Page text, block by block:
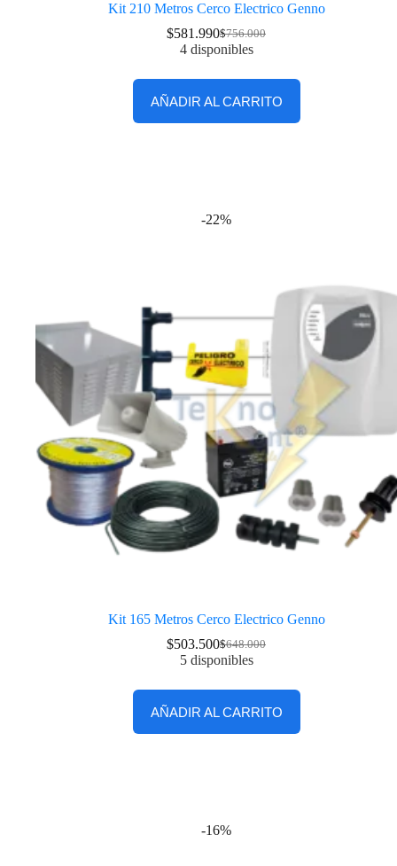
Kit 210 Metros Cerco Electrico Genno
$756.000
$581.990
4 disponibles
AÑADIR AL CARRITO
-22%
Kit 165 Metros Cerco Electrico Genno
$648.000
$503.500
5 disponibles
AÑADIR AL CARRITO
-16%